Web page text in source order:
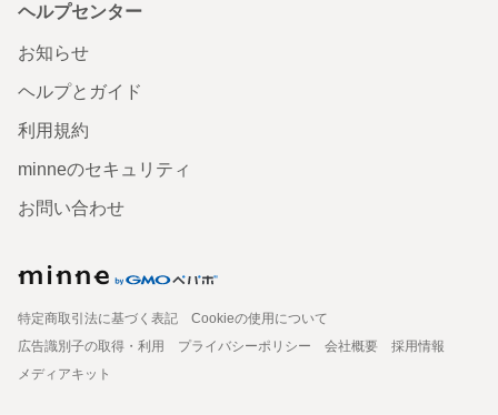
ヘルプセンター
お知らせ
ヘルプとガイド
利用規約
minneのセキュリティ
お問い合わせ
特定商取引法に基づく表記
Cookieの使用について
広告識別子の取得・利用
プライバシーポリシー 会社概要
採用情報
メディアキット